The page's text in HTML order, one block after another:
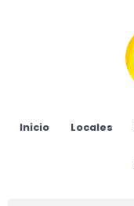
Inicio Locales